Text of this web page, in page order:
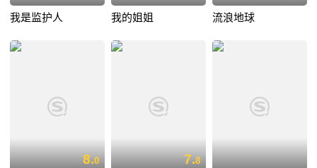
我是监护人 我的姐姐 流浪地球
8.0 7.8